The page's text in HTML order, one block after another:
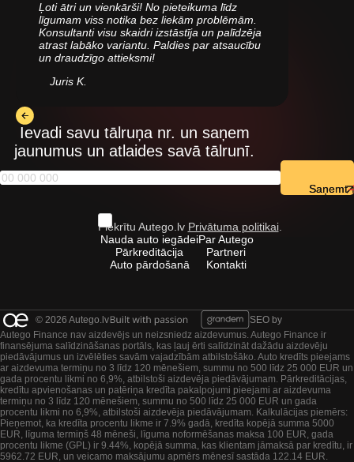
Ļoti ātri un vienkārši! No pieteikuma līdz
līgumam viss notika bez liekām problēmām.
Konsultanti visu skaidri izstāstīja un palīdzēja
atrast labāko variantu. Paldies par atsaucību
un draudzīgo attieksmi!
Juris K.
Ievadi savu tālruņa nr. un saņem
jaunumus un atlaides savā tālrunī.
Piekrītu Autego.lv Privātuma politikai.
Nauda auto iegādei
Pārkreditācija
Auto pārdošanā
Par Autego
Partneri
Kontakti
© 2026 Autego.lv
SEO by
Autego Finance nav aizdevējs un neizsniedz aizdevumus. Autego Finance ir
finansējuma salīdzināšanas portāls, kas ļauj ērti salīdzināt dažādu aizdevēju
piedāvājumus un izvēlēties savām vajadzībām atbilstošāko. Auto kredīts pieejams
ar aizdevuma termiņu no 3 līdz 120 mēnešiem, summu no 500 līdz 25 000 EUR un
gada procentu likmi no 6,9%, atbilstoši aizdevēja piedāvājumam. Pārkreditācijas,
kredītu apvienošanas un patēriņa kredīta pakalpojumi pieejami ar aizdevuma
termiņu no 3 līdz 120 mēnešiem, summu no 500 līdz 25 000 EUR un gada
procentu likmi no 6,9%, atbilstoši aizdevēja piedāvājumam. Kalkulācijas piemērs:
Pieņemot, ka kredīta procentu likme ir 7.9% gadā, kredīta kopējā summa 5000
EUR, līguma termiņš 48 mēneši, līguma noformēšanas maksa 100 EUR, gada
procentu likme (GPL) ir 9.44%, kopējā summa, kas klientam jāmaksā par kredītu, ir
5962.72 EUR, un veicamo maksājumu apmērs mēnesī sastāda 122.14 EUR.